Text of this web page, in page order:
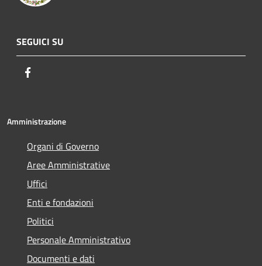
SEGUICI SU
Amministrazione
Organi di Governo
Aree Amministrative
Uffici
Enti e fondazioni
Politici
Personale Amministrativo
Documenti e dati